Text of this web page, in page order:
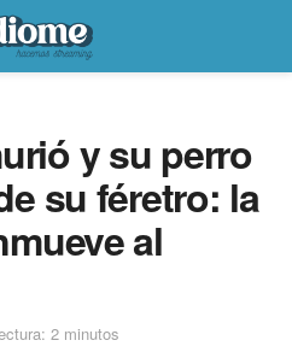
y su perro
su féretro: la
al
2 minutos